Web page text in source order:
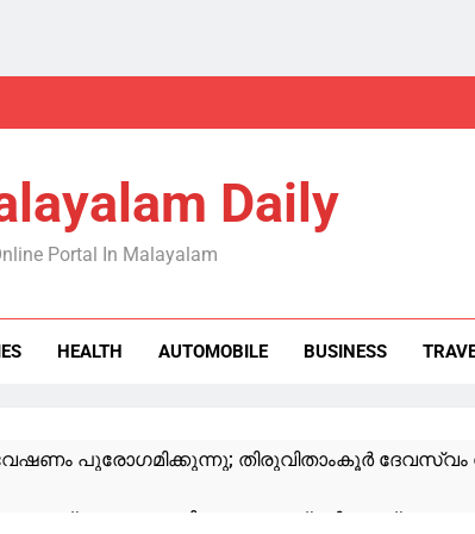
Daily
Portal In Malayalam
HEALTH AUTOMOBILE BUSINESS
പുരോഗമിക്കുന്നു; തിരുവിതാംകൂര്‍
സംവിധാനം പഴഞ്ചൻ; കൃത്യമായ